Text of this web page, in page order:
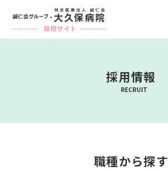
採用情報
RECRUIT
職種から探す